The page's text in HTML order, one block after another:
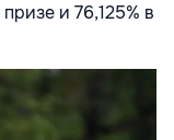
и 76,125% в